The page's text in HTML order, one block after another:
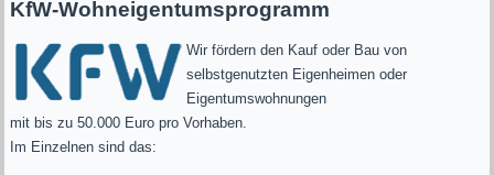
KfW-Wohneigentumsprogramm
Wir fördern den Kauf oder Bau von
selbstgenutzten Eigenheimen oder
Eigentumswohnungen
mit bis zu 50.000 Euro pro Vorhaben.
Im Einzelnen sind das: